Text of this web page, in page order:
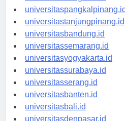
universitasbengkulu.id
universitaspangkalpinang.id
universitastanjungpinang.id
universitasbandung.id
universitassemarang.id
universitasyogyakarta.id
universitassurabaya.id
universitasserang.id
universitasbanten.id
universitasbali.id